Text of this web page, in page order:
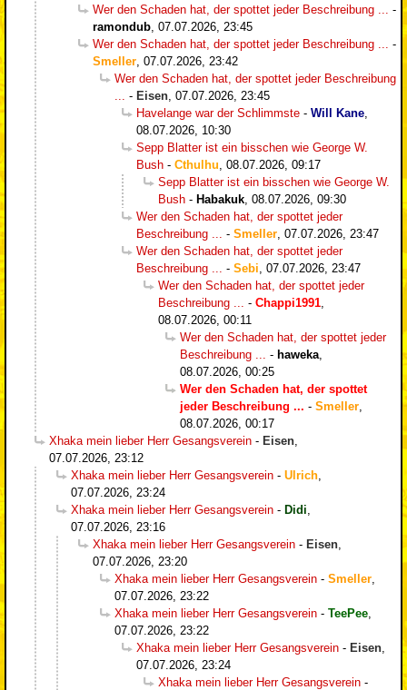
Wer den Schaden hat, der spottet jeder Beschreibung ...
-
ramondub 07.07.2026, 23:45
Wer den Schaden hat, der spottet jeder Beschreibung ...
-
Smeller 07.07.2026, 23:42
Wer den Schaden hat, der spottet jeder Beschreibung
- Eisen 07.07.2026, 23:45
Havelange war der Schlimmste - Will Kane
08.07.2026, 10:30
Sepp Blatter ist ein bisschen wie George W.
Bush - Cthulhu 08.07.2026, 09:17
Sepp Blatter ist ein bisschen wie George W.
Bush - Habakuk 08.07.2026, 09:30
Wer den Schaden hat, der spottet jeder
Beschreibung ...
- Smeller 07.07.2026, 23:47
Wer den Schaden hat, der spottet jeder
Beschreibung ...
- Sebi 07.07.2026, 23:47
Wer den Schaden hat, der spottet jeder
Beschreibung ...
- Chappi1991
08.07.2026, 00:11
Wer den Schaden hat, der spottet jeder
Beschreibung ...
- haweka
08.07.2026, 00:25
Wer den Schaden hat, der spottet
jeder Beschreibung ... - Smeller
08.07.2026, 00:17
Xhaka mein lieber Herr Gesangsverein - Eisen
07.07.2026, 23:12
Xhaka mein lieber Herr Gesangsverein - Ulrich
07.07.2026, 23:24
Xhaka mein lieber Herr Gesangsverein - Didi
07.07.2026, 23:16
Xhaka mein lieber Herr Gesangsverein - Eisen
07.07.2026, 23:20
Xhaka mein lieber Herr Gesangsverein - Smeller
07.07.2026, 23:22
Xhaka mein lieber Herr Gesangsverein - TeePee
07.07.2026, 23:22
Xhaka mein lieber Herr Gesangsverein - Eisen
07.07.2026, 23:24
Xhaka mein lieber Herr Gesangsverein -